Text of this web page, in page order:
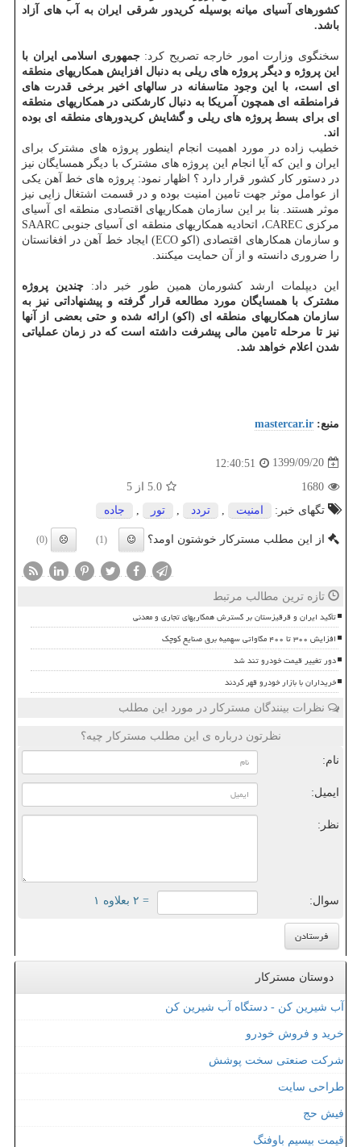
کشورهای آسیای میانه بوسیله کریدور شرقی ایران به آب های آزاد
باشد.
سخنگوی وزارت امور خارجه تصریح کرد:جمهوری اسلامی ایران با
این پروژه و دیگر پروژه های ریلی به دنبال افزایش همکاریهای منطقه
ای است، با این وجود متاسفانه در سالهای اخیر برخی قدرت های
فرامنطقه ای همچون آمریکا به دنبال کارشکنی در همکاریهای منطقه
ای برای بسط پروژه های ریلی و گشایش کریدورهای منطقه ای بوده
اند.
خطیب زاده در مورد اهمیت انجام اینطور پروژه های مشترک برای
ایران و این که آیا انجام این پروژه های مشترک با دیگر همسایگان نیز
در دستور کار کشور قرار دارد ؟ اظهار نمود: پروژه های خط آهن یکی
از عوامل موثر جهت تامین امنیت بوده و در قسمت اشتغال زایی نیز
موثر هستند. بنا بر این سازمان همکاریهای اقتصادی منطقه ای آسیای
مرکزی CAREC، اتحادیه همکاریهای منطقه ای آسیای جنوبی SAARC
و سازمان همکارهای اقتصادی (اکو ECO) ایجاد خط آهن در افغانستان
را ضروری دانسته و از آن حمایت می‎کنند.
این دیپلمات ارشد کشورمان همین طور خبر داد: چندین پروژه
مشترک با همسایگان مورد مطالعه قرار گرفته و پیشنهاداتی نیز به
سازمان همکاریهای منطقه ای (اکو) ارائه شده و حتی بعضی از آنها
نیز تا مرحله تامین مالی پیشرفت داشته است که در زمان عملیاتی
شدن اعلام خواهد شد.
منبع: mastercar.ir
1399/09/20
12:40:51
1680
5.0 از 5
تگهای خبر:
امنیت تردد تور جاده
از این مطلب مسترکار خوشتون اومد؟ (1)
(0)
تازه ترین مطالب مرتبط
تأکید ایران و قرقیزستان بر گسترش همکاریهای تجاری و معدنی
افزایش ۳۰۰ تا ۴۰۰ مگاواتی سهمیه برق صنایع کوچک
دور تغییر قیمت خودرو تند شد
خریداران با بازار خودرو قهر کردند
نظرات بینندگان مسترکار در مورد این مطلب
نظرتون درباره ی این مطلب مسترکار چیه؟
نام:
ایمیل:
نظر:
سوال: = ۲ بعلاوه ۱
دوستان مسترکار
آب شیرین کن - دستگاه آب شیرین کن
خرید و فروش خودرو
شرکت صنعتی سخت پوشش
طراحی سایت
فیش حج
قیمت بیسیم باوفنگ